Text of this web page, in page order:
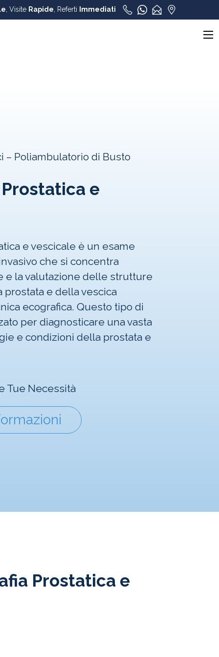
, Visite Rapide , Referti Immediati
– Poliambulatorio di Busto
e
e vescicale è un esame
che si concentra
e la valutazione delle strutture
prostata e della vescica
ecografica. Questo tipo di
per diagnosticare una vasta
e condizioni della prostata e
Tue Necessità
Prostatica e